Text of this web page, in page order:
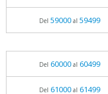
Del 59000al 59499
Del 60000al 60499
Del 61000al 61499